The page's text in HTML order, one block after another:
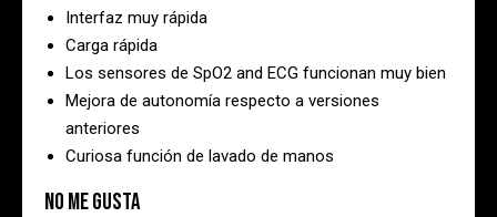
Interfaz muy rápida
Carga rápida
Los sensores de SpO2 and ECG funcionan muy bien
Mejora de autonomía respecto a versiones
anteriores
Curiosa función de lavado de manos
No me gusta